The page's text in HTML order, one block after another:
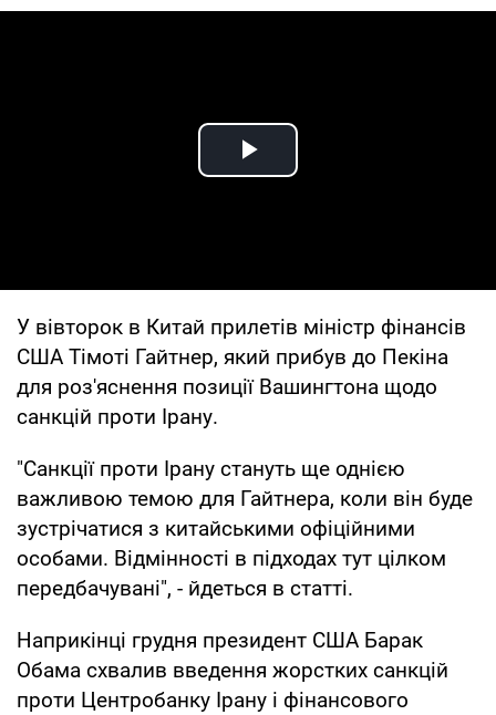
Play Video
У вівторок в Китай прилетів міністр фінансів
США Тімоті Гайтнер, який прибув до Пекіна
для роз'яснення позиції Вашингтона щодо
санкцій проти Ірану.
"Санкції проти Ірану стануть ще однією
важливою темою для Гайтнера, коли він буде
зустрічатися з китайськими офіційними
особами. Відмінності в підходах тут цілком
передбачувані", - йдеться в статті.
Наприкінці грудня президент США Барак
Обама схвалив введення жорстких санкцій
проти Центробанку Ірану і фінансового